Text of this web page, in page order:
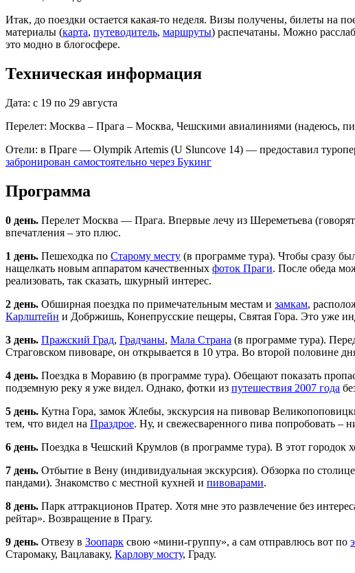
Итак, до поездки остается какая-то неделя. Визы получены, билеты на
материалы (карта, путеводитель, маршруты) распечатаны. Можно
это модно в блогосфере.
Техническая информация
Дата: с 19 по 29 августа
Перелет: Москва – Прага – Москва, Чешскими авиалиниями (надеюсь,
Отели: в Праге — Olympik Artemis (U Sluncove 14) — предоставил
забронирован самостоятельно через Букинг
Программа
0 день. Перелет Москва — Прага. Впервые лечу из Шереметьева
впечатления – это плюс.
1 день. Пешеходка по Старому месту (в программе тура). Чтобы сразу
нащелкать новым аппаратом качественных фоток Праги. После обеда
реализовать, так сказать, шкурный интерес.
2 день. Обширная поездка по примечательным местам и замкам,
Карлштейн и Добржишь, Конепрусские пещеры, Святая Гора. Это уже
3 день. Пражский Град, Градчаны, Мала Страна (в программе тура).
Страговском пивоваре, он открывается в 10 утра. Во второй половине
4 день. Поездка в Моравию (в программе тура). Обещают показать
подземную реку я уже видел. Однако, фотки из путешествия 2007 года
5 день. Кутна Гора, замок Жлебы, экскурсия на пивовар
тем, что видел на Праздрое. Ну, и свежесваренного пива попробовать –
6 день. Поездка в Чешский Крумлов (в программе тура). В этот городок
7 день. Отбытие в Вену (индивидуальная экскурсия). Обзорка по
пандами). Знакомство с местной кухней и пивоварами.
8 день. Парк аттракционов Пратер. Хотя мне это развлечение без
рейтар». Возвращение в Прагу.
9 день. Отвезу в Зоопарк свою «мини-группу», а сам отправлюсь вот по
Старомаку, Вацлаваку, Карлову мосту, Граду.